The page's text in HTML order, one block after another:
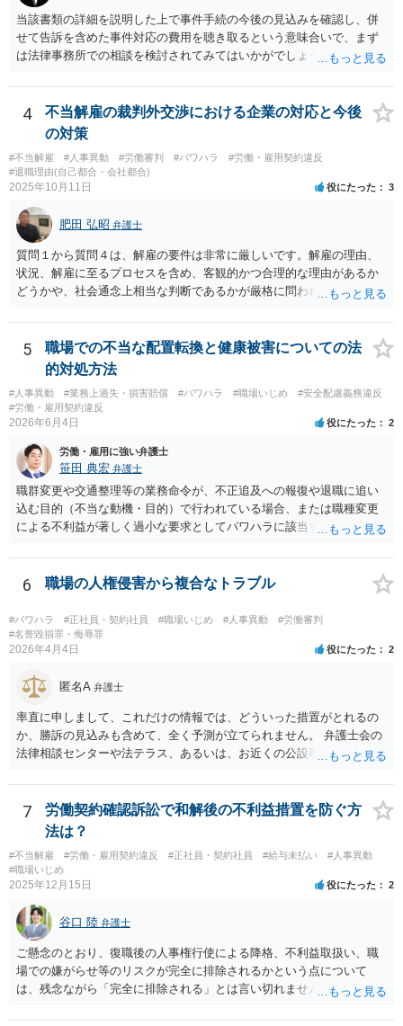
当該書類の詳細を説明した上で事件手続の今後の見込みを確認し、併
せて告訴を含めた事件対応の費用を聴き取るという意味合いで、まず
は法律事務所での相談を検討されてみてはいかがでしょうか。 上記、
4
不当解雇の裁判外交渉における企業の対応と今後
の対策
#不当解雇 #人事異動 #労働審判 #パワハラ
#労働・雇用契約違反
#退職理由(自己都合・会社都合)
2025年10月11日 役にたった 3
肥田 弘昭 弁護士
質問１から質問４は、解雇の要件は非常に厳しいです。解雇の理由、
状況、解雇に至るプロセスを含め、客観的かつ合理的な理由があるか
どうかや、社会通念上相当な判断であるかが厳格に問われます（労働
な理由、社会通念上相当かどうかです。そのためしっかりと証拠と理
由を会社側が立証する責任を負います。懲戒解雇であれば、告知弁明
の機会の付与などさらに厳格です。裁判官は、解雇に関しては厳しく
いかと思います。上記の対応の会社の思惑は分かりませんが訴訟のハ
ードルは労働者には通常高いので諦めるのをまっているのかもしれま
5
職場での不当な配置転換と健康被害についての法
的対処方法
#人事異動 #業務上過失・損害賠償 #パワハラ #職場いじめ
#安全配慮義務違反
#労働・雇用契約違反
2026年6月4日 役にたった 2
労働・雇用に強い弁護士
笹田 典宏 弁護士
職群変更や交通整理等の業務命令が、不正追及への報復や退職に追い
込む目的（不当な動機・目的）で行われている場合、または職種変更
による不利益が著しく過小な要求としてパワハラに該当する場合、そ
態への配慮を怠り症状を悪化させたことは安全配慮義務違反に該当し
得ます。これらを根拠として、労働審判等を通じて配転の無効主張
定の申請を検討することが考えられます。
6 職場の人権侵害から複合なトラブル
#パワハラ #正社員・契約社員 #職場いじめ #人事異動
#労働審判
#名誉毀損罪・侮辱罪
2026年4月4日 役にたった 2
匿名A 弁護士
率直に申しまして、これだけの情報では、どういった措置がとれるの
か、勝訴の見込みも含めて、全く予測が立てられません。 弁護士会の
法律相談センターや法テラス、あるいは、お近くの公設事務所（○○ひ
します。
7
労働契約確認訴訟で和解後の不利益措置を防ぐ方
法は？
#不当解雇 #労働・雇用契約違反 #正社員・契約社員 #給与未払い
#人事異動
#職場いじめ
2025年12月15日 役にたった 2
谷口 陸 弁護士
ご懸念のとおり、復職後の人事権行使による降格、不利益取扱い、職
場での嫌がらせ等のリスクが完全に排除されるかという点について
は、残念ながら「完全に排除される」とは言い切れません。 理論上